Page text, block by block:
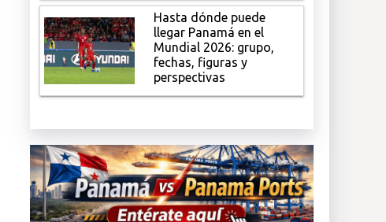
Hasta dónde puede
llegar Panamá en el
Mundial 2026: grupo,
fechas, figuras y
perspectivas